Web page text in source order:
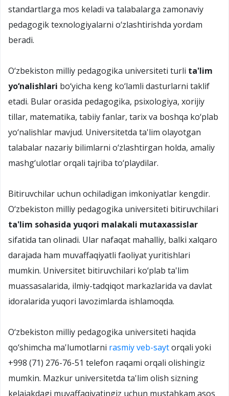
standartlarga mos keladi va talabalarga zamonaviy
pedagogik texnologiyalarni o‘zlashtirishda yordam
beradi.
O‘zbekiston milliy pedagogika universiteti turli ta'lim
yo‘nalishlari bo‘yicha keng ko‘lamli dasturlarni taklif
etadi. Bular orasida pedagogika, psixologiya, xorijiy
tillar, matematika, tabiiy fanlar, tarix va boshqa ko‘plab
yo‘nalishlar mavjud. Universitetda ta'lim olayotgan
talabalar nazariy bilimlarni o‘zlashtirgan holda, amaliy
mashg‘ulotlar orqali tajriba to‘playdilar.
Bitiruvchilar uchun ochiladigan imkoniyatlar kengdir.
O‘zbekiston milliy pedagogika universiteti bitiruvchilari
ta'lim sohasida yuqori malakali mutaxassislar
sifatida tan olinadi. Ular nafaqat mahalliy, balki xalqaro
darajada ham muvaffaqiyatli faoliyat yuritishlari
mumkin. Universitet bitiruvchilari ko‘plab ta'lim
muassasalarida, ilmiy-tadqiqot markazlarida va davlat
idoralarida yuqori lavozimlarda ishlamoqda.
O‘zbekiston milliy pedagogika universiteti haqida
qo‘shimcha ma'lumotlarni rasmiy veb-saytorqali yoki
+998 (71) 276-76-51 telefon raqami orqali olishingiz
mumkin. Mazkur universitetda ta'lim olish sizning
kelajakdagi muvaffaqiyatingiz uchun mustahkam asos